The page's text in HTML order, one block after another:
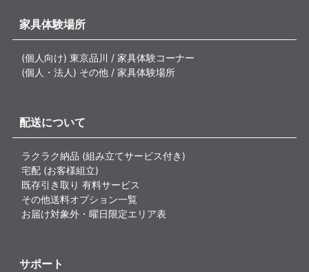
家具体験場所
(個人向け) 東京品川 / 家具体験コーナー
(個人・法人) その他 / 家具体験場所
配送について
ラクラク納品 (組み立てサービス付き)
宅配 (お客様組立)
既存引き取り 有料サービス
その他送料オプション一覧
お届け対象外・曜日限定エリア表
サポート